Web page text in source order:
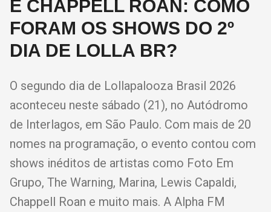
E CHAPPELL ROAN: COMO
FORAM OS SHOWS DO 2º
DIA DE LOLLA BR?
O segundo dia de Lollapalooza Brasil 2026
aconteceu neste sábado (21), no Autódromo
de Interlagos, em São Paulo. Com mais de 20
nomes na programação, o evento contou com
shows inéditos de artistas como Foto Em
Grupo, The Warning, Marina, Lewis Capaldi,
Chappell Roan e muito mais. A Alpha FM